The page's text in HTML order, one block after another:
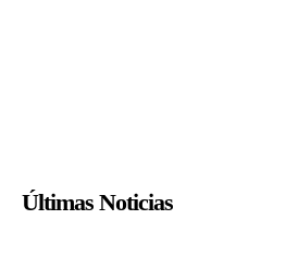
Últimas Noticias